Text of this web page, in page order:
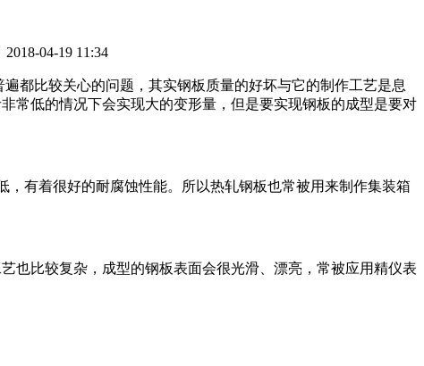
04-19 11:34
都比较关心的问题，其实钢板质量的好坏与它的制作工艺是息
常低的情况下会实现大的变形量，但是要实现钢板的成型是要对
有着很好的耐腐蚀性能。所以热轧钢板也常被用来制作集装箱
比较复杂，成型的钢板表面会很光滑、漂亮，常被应用精仪表